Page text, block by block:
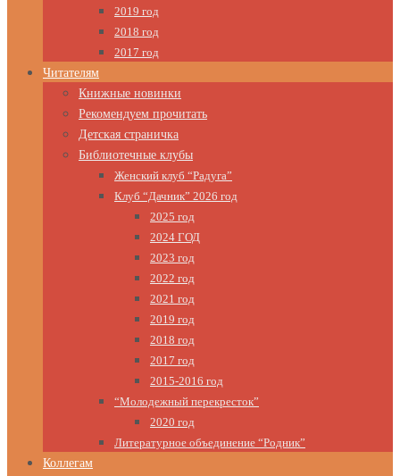
2019 год
2018 год
2017 год
Читателям
Книжные новинки
Рекомендуем прочитать
Детская страничка
Библиотечные клубы
Женский клуб “Радуга”
Клуб “Дачник” 2026 год
2025 год
2024 ГОД
2023 год
2022 год
2021 год
2019 год
2018 год
2017 год
2015-2016 год
“Молодежный перекресток”
2020 год
Литературное объединение “Родник”
Коллегам